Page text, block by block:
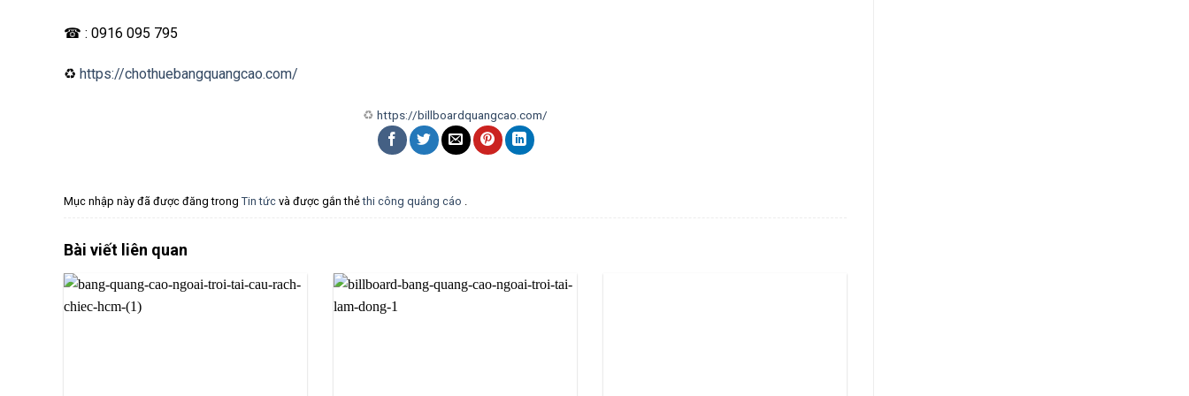
☎ : 0916 095 795
♻ https://chothuebangquangcao.com/
♻ https://billboardquangcao.com/
Mục nhập này đã được đăng trong Tin tức và được gắn thẻthi công quảng cáo .
Bài viết liên quan